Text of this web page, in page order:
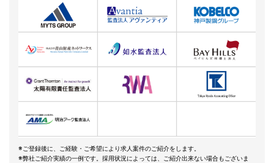
※ご登録後に、ご経験・ご希望により求人案件のご紹介をします。
※弊社ご紹介実績の一例です。採用状況によっては、ご紹介出来ない場合もございま